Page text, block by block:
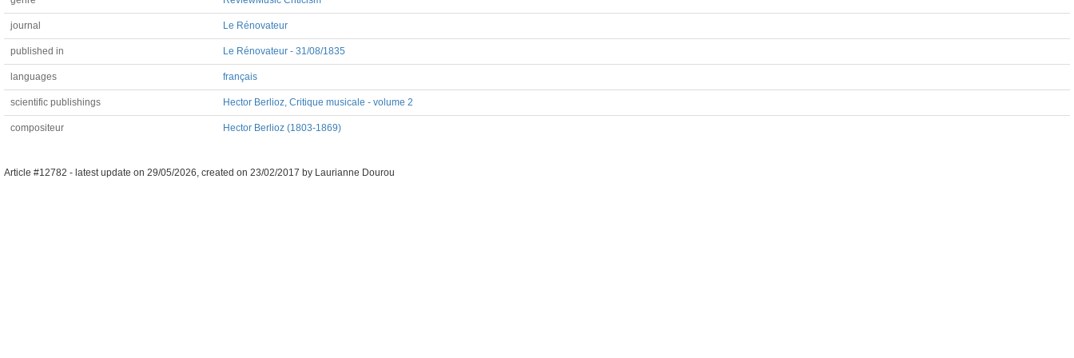
journal Le Rénovateur
published in Le Rénovateur - 31/08/1835
languages français
scientific publishings Hector Berlioz, Critique musicale - volume 2
compositeur Hector Berlioz (1803-1869)
Article #12782 - latest update on 29/05/2026, created on 23/02/2017 by Laurianne Dourou